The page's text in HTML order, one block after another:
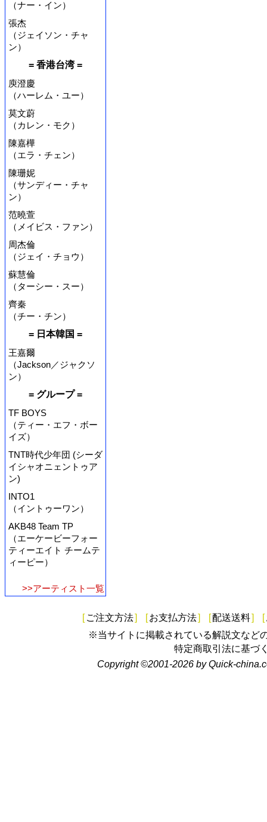
（ナー・イン）
張杰
（ジェイソン・チャ
ン）
= 香港台湾 =
庾澄慶
（ハーレム・ユー）
莫文蔚
（カレン・モク）
陳嘉樺
（エラ・チェン）
陳珊妮
（サンディー・チャ
ン）
范曉萱
（メイビス・ファン）
周杰倫
（ジェイ・チョウ）
蘇慧倫
（ターシー・スー）
齊秦
（チー・チン）
= 日本韓国 =
王嘉爾
（Jackson／ジャクソ
ン）
= グループ =
TF BOYS
（ティー・エフ・ボー
イズ）
TNT時代少年団 (シーダ
イシャオニェントゥア
ン)
INTO1
（イントゥーワン）
AKB48 Team TP
（エーケービーフォー
ティーエイト チームテ
ィーピー）
>>アーティスト一覧
[ ご注文方法] [お支払方法] [配送送料] [
※当サイトに掲載されている解説文など
特定商取引法に基づ
Copyright ©2001-2026 by Quick-